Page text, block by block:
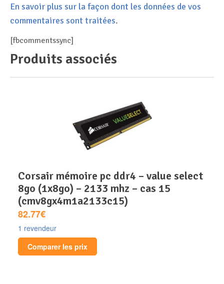
En savoir plus sur la façon dont les données de vos
commentaires sont traitées.
[fbcommentssync]
Produits associés
corsair mémoire pc ddr4 – value select
8go (1x8go) – 2133 mhz – cas 15
(cmv8gx4m1a2133c15)
82.77€
1 revendeur
Comparer les prix